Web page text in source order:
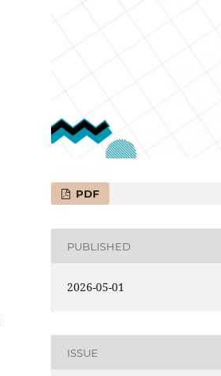
PDF
PUBLISHED
2026-05-01
ISSUE